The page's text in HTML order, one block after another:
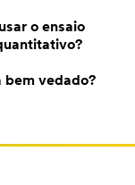
o ensaio
bem vedado?